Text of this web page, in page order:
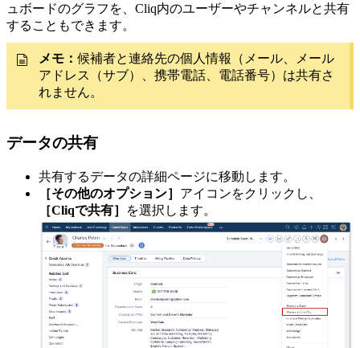
ュボードのグラフを、Cliq内のユーザーやチャンネルと共有
することもできます。
メモ： 候補者と連絡先の個人情報（メール、メール
アドレス（サブ）、携帯電話、電話番号）は共有さ
れません。
データの共有
共有するデータの詳細ページに移動します。
［その他のオプション］ アイコンをクリックし、
［Cliqで共有］
を選択します。